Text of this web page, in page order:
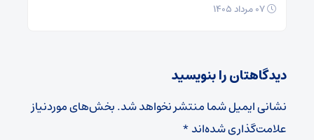
دیدگاهتان را بنویسید
نشانی ایمیل شما منتشر نخواهد شد.بخش‌های موردنیاز
علامت‌گذاری شده‌اند*